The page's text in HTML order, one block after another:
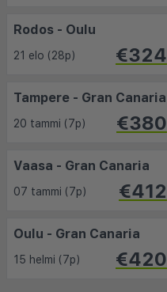
Rodos - Oulu
21 elo (28p) €324
Tampere - Gran Canaria
20 tammi (7p) €380
Vaasa - Gran Canaria
07 tammi (7p) €412
Oulu - Gran Canaria
15 helmi (7p) €420